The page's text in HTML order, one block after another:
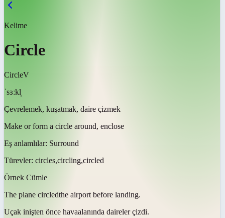
Kelime
Circle
CircleV
ˈsɜːkl̩
Çevrelemek, kuşatmak, daire çizmek
Make or form a circle around, enclose
Eş anlamlılar: Surround
Türevler: circles,circling,circled
Örnek Cümle
The plane circledthe airport before landing.
Uçak inişten önce havaalanında daireler çizdi.